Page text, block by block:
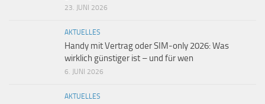
23. JUNI 2026
AKTUELLES
Handy mit Vertrag oder SIM-only 2026: Was
wirklich günstiger ist – und für wen
6. JUNI 2026
AKTUELLES